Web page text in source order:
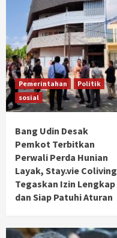
Pemerintahan
Politik
sosial
Bang Udin Desak
Pemkot Terbitkan
Perwali Perda Hunian
Layak, Stay.vie Coliving
Tegaskan Izin Lengkap
dan Siap Patuhi Aturan